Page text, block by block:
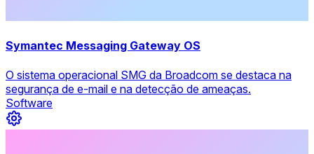
Symantec Messaging Gateway OS
O sistema operacional SMG da Broadcom se destaca na
segurança de e-mail e na detecção de ameaças.
Software